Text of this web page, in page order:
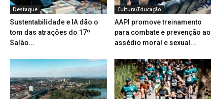
Destaque
Sustentabilidade e IA dão o
tom das atrações do 17º
Salão...
Cultura/Educação
AAPI promove treinamento
para combate e prevenção ao
assédio moral e sexual...